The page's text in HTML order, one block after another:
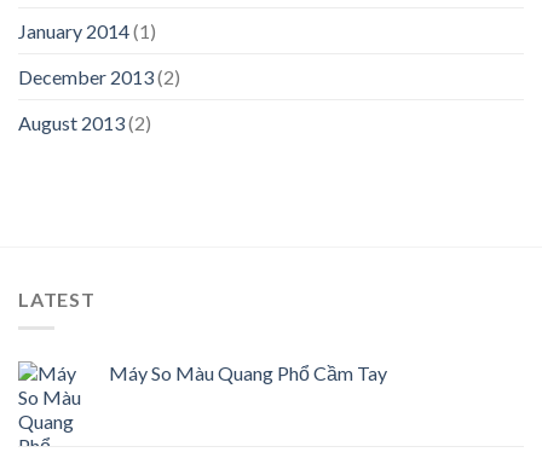
January 2014(1)
December 2013(2)
August 2013(2)
LATEST
Máy So Màu Quang Phổ Cầm Tay